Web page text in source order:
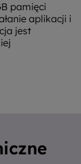
pamięci
aplikacji i
jest